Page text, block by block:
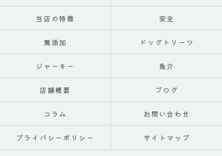
当店の特徴 安全
無添加 ドッグトリーツ
ジャーキー 魚介
店舗概要 ブログ
コラム お問い合わせ
プライバシーポリシー サイトマップ